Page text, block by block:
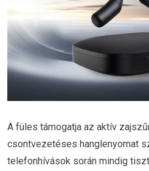
A füles támogatja az aktív
csontvezetéses hanglenyomat
telefonhívások során mindig